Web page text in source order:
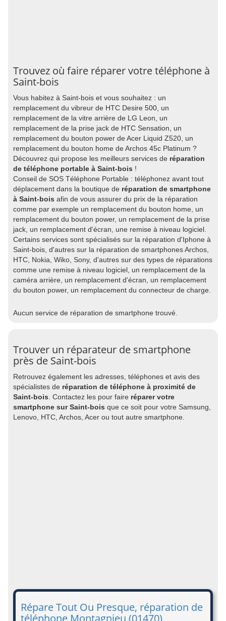
Trouvez où faire réparer votre téléphone à
Saint-bois
Vous habitez à Saint-bois et vous souhaitez : un
remplacement du vibreur de HTC Desire 500, un
remplacement de la vitre arrière de LG Leon, un
remplacement de la prise jack de HTC Sensation, un
remplacement du bouton power de Acer Liquid Z520, un
remplacement du bouton home de Archos 45c Platinum ?
Découvrez qui propose les meilleurs services de réparation
de téléphone portable à Saint-bois !
Conseil de SOS Téléphone Portable : téléphonez avant tout
déplacement dans la boutique de réparation de smartphone
à Saint-bois afin de vous assurer du prix de la réparation
comme par exemple un remplacement du bouton home, un
remplacement du bouton power, un remplacement de la prise
jack, un remplacement d'écran, une remise à niveau logiciel.
Certains services sont spécialisés sur la réparation d'Iphone à
Saint-bois, d'autres sur la réparation de smartphones Archos,
HTC, Nokia, Wiko, Sony, d'autres sur des types de réparations
comme une remise à niveau logiciel, un remplacement de la
caméra arrière, un remplacement d'écran, un remplacement
du bouton power, un remplacement du connecteur de charge.
Aucun service de réparation de smartphone trouvé.
Trouver un réparateur de smartphone
près de Saint-bois
Retrouvez également les adresses, téléphones et avis des
spécialistes de réparation de téléphone à proximité de
Saint-bois . Contactez les pour faire réparer votre
smartphone sur Saint-bois que ce soit pour votre Samsung,
Lenovo, HTC, Archos, Acer ou tout autre smartphone.
Répare Tout Ou Presque, réparation de
téléphone Montagnieu (01470)